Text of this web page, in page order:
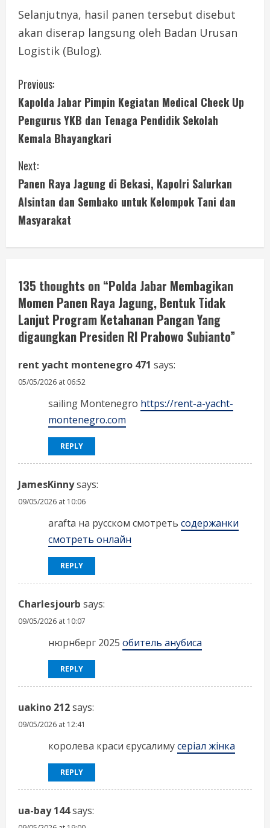
Selanjutnya, hasil panen tersebut disebut
akan diserap langsung oleh Badan Urusan
Logistik (Bulog).
C
o
n
t
i
n
R
e
a
d
i
Previous:
Kapolda Jabar Pimpin Kegiatan Medical Check Up
Pengurus YKB dan Tenaga Pendidik Sekolah
Kemala Bhayangkari
Next:
Panen Raya Jagung di Bekasi, Kapolri Salurkan
Alsintan dan Sembako untuk Kelompok Tani dan
Masyarakat
135 thoughts on “Polda Jabar Membagikan
Momen Panen Raya Jagung, Bentuk Tidak
Lanjut Program Ketahanan Pangan Yang
digaungkan Presiden RI Prabowo Subianto”
rent yacht montenegro 471 says:
05/05/2026 at 06:52
sailing Montenegro https://rent-a-yacht-
montenegro.com
REPLY
JamesKinnysays:
09/05/2026 at 10:06
arafta на русском смотреть содержанки
смотреть онлайн
REPLY
Charlesjourb says:
09/05/2026 at 10:07
нюрнберг 2025 обитель анубиса
REPLY
uakino 212says:
09/05/2026 at 12:41
королева краси єрусалимусеріал жінка
REPLY
ua-bay 144says: